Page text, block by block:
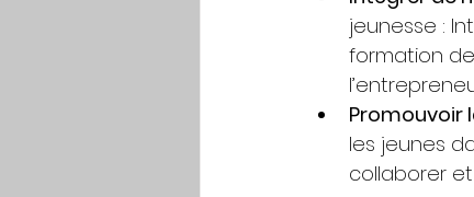
jeunesse :
formation
Promouvoir
les jeunes
collaborer